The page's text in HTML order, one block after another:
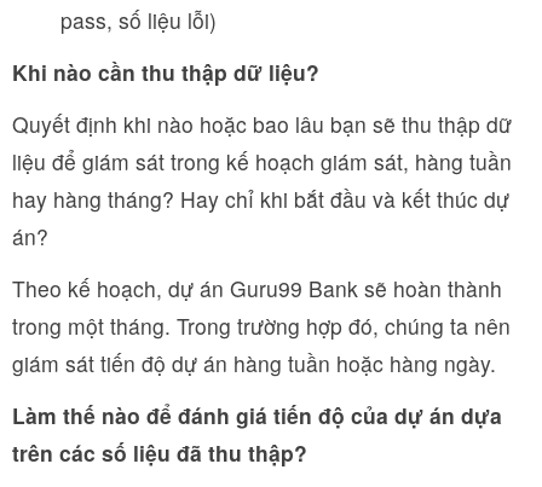
pass, số liệu lỗi)
Khi nào cần thu thập dữ liệu?
Quyết định khi nào hoặc bao lâu bạn sẽ thu thập dữ
liệu để giám sát trong kế hoạch giám sát, hàng tuần
hay hàng tháng? Hay chỉ khi bắt đầu và kết thúc dự
án?
Theo kế hoạch, dự án Guru99 Bank sẽ hoàn thành
trong một tháng. Trong trường hợp đó, chúng ta nên
giám sát tiến độ dự án hàng tuần hoặc hàng ngày.
Làm thế nào để đánh giá tiến độ của dự án dựa
trên các số liệu đã thu thập?